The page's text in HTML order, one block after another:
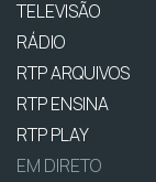
TELEVISÃO
RÁDIO
RTP ARQUIVOS
RTP ENSINA
RTP PLAY
EM DIRETO